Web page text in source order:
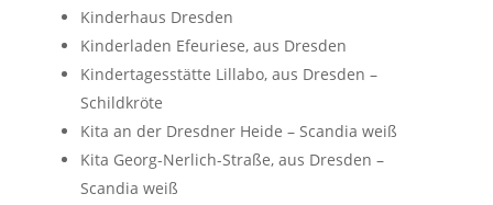
Kinderhaus Dresden
Kinderladen Efeuriese, aus Dresden
Kindertagesstätte Lillabo, aus Dresden –
Schildkröte
Kita an der Dresdner Heide – Scandia weiß
Kita Georg-Nerlich-Straße, aus Dresden –
Scandia weiß